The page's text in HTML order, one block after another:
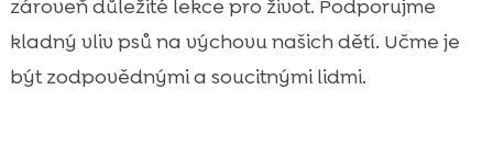
zároveň důležité lekce pro život. Podporujme
kladný vliv psů na výchovu našich dětí. Učme je
být zodpovědnými a soucitnými lidmi.